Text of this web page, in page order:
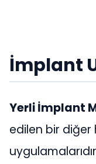
İmplant
Yerli İmplant
edilen bir diğer